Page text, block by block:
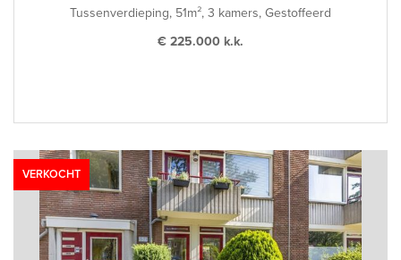
Tussenverdieping, 51m², 3 kamers, Gestoffeerd
€ 225.000 k.k.
VERKOCHT